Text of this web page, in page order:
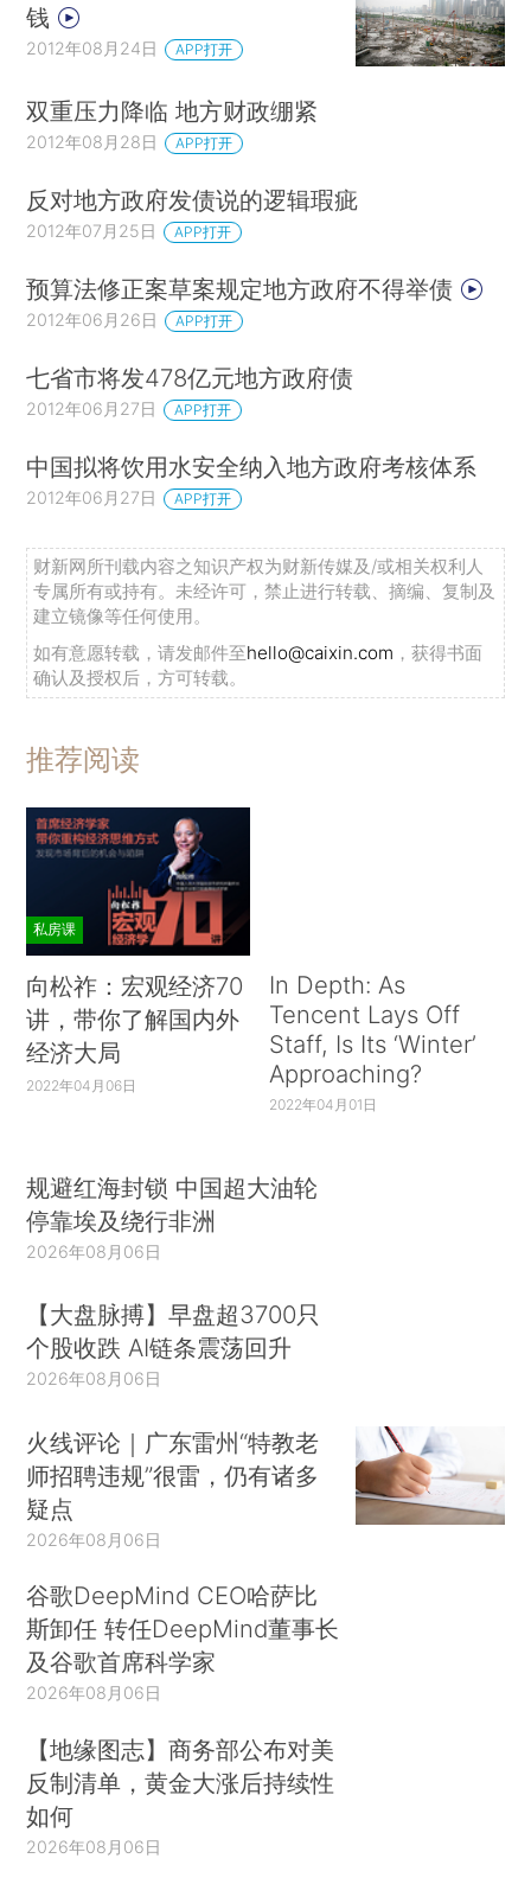
钱
2012年08月24日 APP打开
双重压力降临 地方财政绷紧
2012年08月28日 APP打开
反对地方政府发债说的逻辑瑕疵
2012年07月25日 APP打开
预算法修正案草案规定地方政府不得举债
2012年06月26日 APP打开
七省市将发478亿元地方政府债
2012年06月27日 APP打开
中国拟将饮用水安全纳入地方政府考核体系
2012年06月27日 APP打开
财新网所刊载内容之知识产权为财新传媒及/或相关权利人
专属所有或持有。未经许可，禁止进行转载、摘编、复制及
建立镜像等任何使用。
如有意愿转载，请发邮件至hello@caixin.com ，获得书面
确认及授权后，方可转载。
推荐阅读
私房课
向松祚：宏观经济70
讲，带你了解国内外
经济大局
2022年04月06日
In Depth: As
Tencent Lays Off
Staff, Is Its ‘Winter’
Approaching?
2022年04月01日
规避红海封锁 中国超大油轮
停靠埃及绕行非洲
2026年08月06日
【大盘脉搏】早盘超3700只
个股收跌 AI链条震荡回升
2026年08月06日
火线评论｜广东雷州“特教老
师招聘违规”很雷，仍有诸多
疑点
2026年08月06日
谷歌DeepMind CEO哈萨比
斯卸任 转任DeepMind董事长
及谷歌首席科学家
2026年08月06日
【地缘图志】商务部公布对美
反制清单，黄金大涨后持续性
如何
2026年08月06日